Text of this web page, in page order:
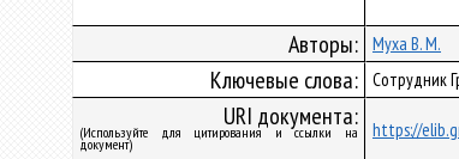
Авторы: Муха В. М.
Ключевые слова: Сотрудник
URI документа:
(Используйте для цитирования и ссылки на
документ)
https://